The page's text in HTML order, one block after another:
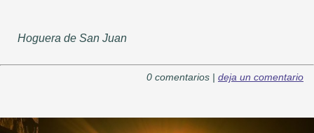
Hoguera de San Juan
0 comentarios | deja un comentario